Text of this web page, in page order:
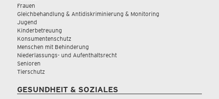
Frauen
Gleichbehandlung & Antidiskriminierung & Monitoring
Jugend
Kinderbetreuung
Konsumentenschutz
Menschen mit Behinderung
Niederlassungs- und Aufenthaltsrecht
Senioren
Tierschutz
GESUNDHEIT & SOZIALES